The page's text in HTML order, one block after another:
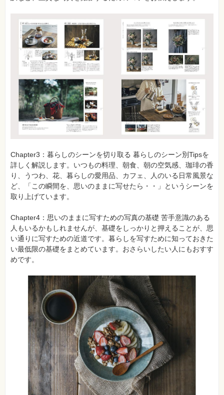
Chapter3：暮らしのシーンを切り取る 暮らしのシーン別Tipsを
詳しく解説します。いつもの料理、朝食、朝の空気感、珈琲の香
り、うつわ、花、暮らしの愛用品、カフェ、人のいる日常風景な
ど、「この瞬間を、思いのままに写せたら・・」というシーンを
取り上げています。
Chapter4：思いのままに写すための写真の基礎 苦手意識のある
人もいるかもしれませんが、基礎をしっかりと押えることが、思
い通りに写すための近道です。暮らしを写すために知っておきた
い最低限の基礎をまとめています。おさらいしたい人にもおすす
めです。